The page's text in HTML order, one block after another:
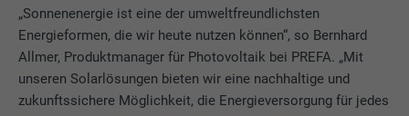
„Sonnenenergie ist eine der umweltfreundlichsten
Energieformen, die wir heute nutzen können“, so Bernhard
Allmer, Produktmanager für Photovoltaik bei PREFA. „Mit
unseren Solarlösungen bieten wir eine nachhaltige und
zukunftssichere Möglichkeit, die Energieversorgung für jedes